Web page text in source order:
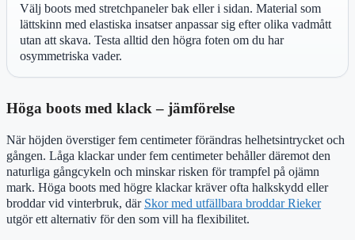
Välj boots med stretchpaneler bak eller i sidan. Material som
lättskinn med elastiska insatser anpassar sig efter olika vadmått
utan att skava. Testa alltid den högra foten om du har
osymmetriska vader.
Höga boots med klack – jämförelse
När höjden överstiger fem centimeter förändras helhetsintrycket och
gången. Låga klackar under fem centimeter behåller däremot den
naturliga gångcykeln och minskar risken för trampfel på ojämn
mark. Höga boots med högre klackar kräver ofta halkskydd eller
broddar vid vinterbruk, där Skor med utfällbara broddar Rieker
utgör ett alternativ för den som vill ha flexibilitet.